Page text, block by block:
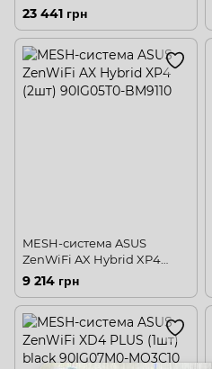
23 441 грн
MESH-система ASUS
ZenWiFi AX Hybrid XP4
(2шт)
9 214 грн